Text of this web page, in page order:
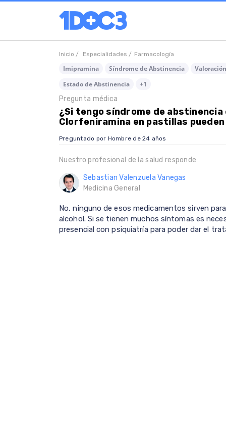
Inicio / Especialidades / Farmacología
Imipramina Síndrome de Abstinencia
Estado de Abstinencia
+1
Pregunta médica
¿Si tengo síndrome de abstinencia
Clorfeniramina en pastillas
Preguntado por Hombre de 24 años
Nuestro profesional de la salud responde
Sebastian Valenzuela Vanegas
Medicina General
No, ninguno de esos medicamentos sirven
alcohol. Si se tienen muchos síntomas es
presencial con psiquiatría para poder dar el